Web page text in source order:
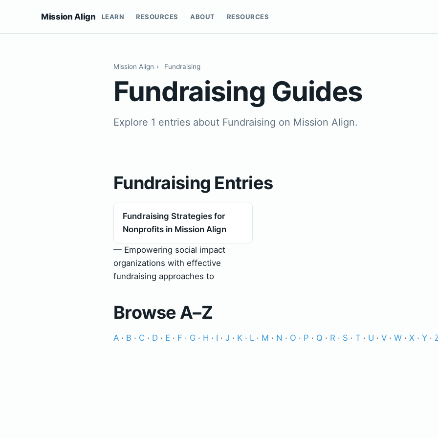
Mission Align LEARN RESOURCES ABOUT RESOURCES
Mission Align › Fundraising
Fundraising Guides
Explore 1 entries about Fundraising on Mission Align.
Fundraising Entries
Fundraising Strategies for
Nonprofits in Mission Align
— Empowering social impact
organizations with effective
fundraising approaches to
Browse A–Z
A · B · C · D · E · F · G · H · I · J · K · L · M · N · O · P · Q · R · S · T · U · V · W · X · Y ·